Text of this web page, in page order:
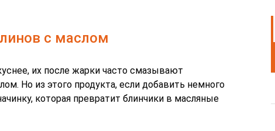
с маслом
их после жарки часто смазывают
Но из этого продукта, если добавить немного
которая превратит блинчики в масляные